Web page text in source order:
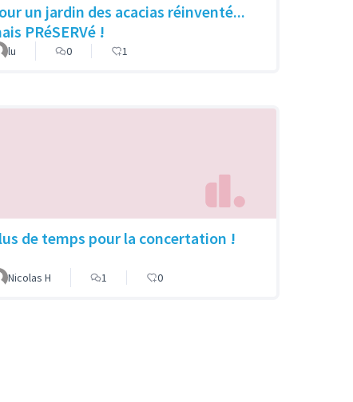
un jardin des acacias réinventé...
PRéSERVé !
lu 0 1
de temps pour la concertation !
Nicolas H 1 0